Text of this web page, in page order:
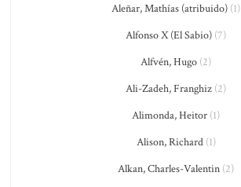
Aleñar, Mathías (atribuido) (1)
Alfonso X (El Sabio) (7)
Alfvén, Hugo (2)
Ali-Zadeh, Franghiz (2)
Alimonda, Heitor (1)
Alison, Richard(1)
Alkan, Charles-Valentin (2)